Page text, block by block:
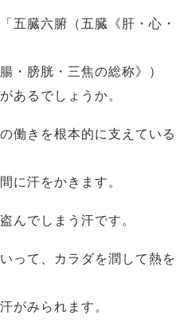
五臓六腑（五臓《肝・心・
・膀胱・三焦の総称》）
あるでしょうか。
働きを根本的に支えている
に汗をかきます。
んでしまう汗です。
って、カラダを潤して熱を
がみられます。